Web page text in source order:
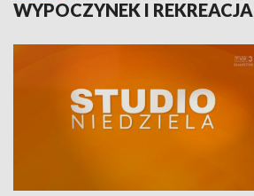
WYPOCZYNEK I REKREACJA